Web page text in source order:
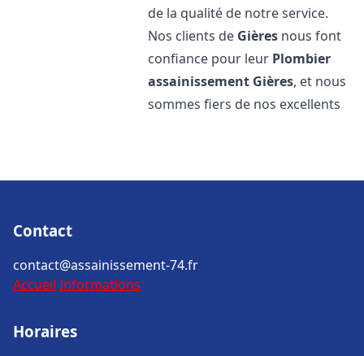
de la qualité de notre service.
Nos clients de Gières nous font
confiance pour leur Plombier
assainissement Gières, et nous
sommes fiers de nos excellents
Contact
contact@assainissement-74.fr
Accueil Informations
Horaires